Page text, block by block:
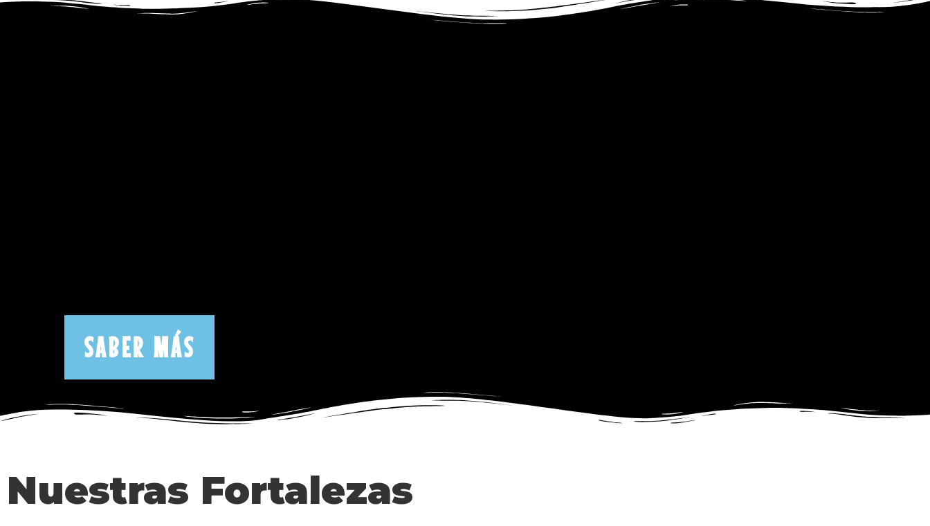
SABER MÁS
Nuestras Fortalezas